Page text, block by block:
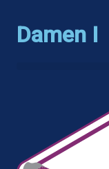
Damen I